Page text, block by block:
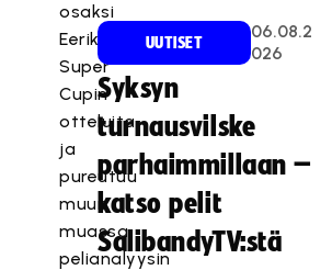
osaksi
Eerikkilä
Super
Cupin
otteluita
ja
pureutuu
muun
muassa
pelianalyysin
UUTISET
06.08.2
026
Syksyn
turnausvilske
parhaimmillaan –
katso pelit
SalibandyTV:stä